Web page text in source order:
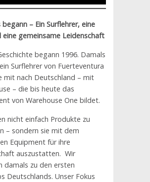
begann – Ein Surflehrer, eine
eine gemeinsame Leidenschaft
begann 1996. Damals
Surflehrer von Fuerteventura
mit nach Deutschland – mit
– die bis heute das
von Warehouse One bildet.
nicht einfach Produkte zu
– sondern sie mit dem
Equipment für ihre
auszustatten. Wir
damals zu den ersten
Deutschlands. Unser Fokus